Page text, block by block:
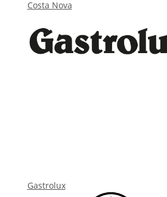
Costa Nova
Gastrolux